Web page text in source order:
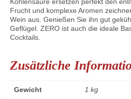
Kohlensäure ersetzen perfekt den
Frucht und komplexe Aromen
Wein aus. Genießen Sie ihn gut
Geflügel. ZERO ist auch die ideale
Cocktails.
Zusätzliche
Gewicht 1 kg